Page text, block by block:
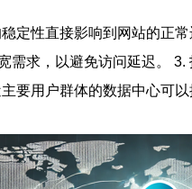
定性直接影响到网站的正
求，以避免访问延迟。
要用户群体的数据中心可